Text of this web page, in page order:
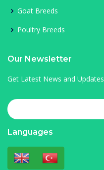
Goat Breeds
Poultry Breeds
Our Newsletter
Get Latest News and Updates
Languages